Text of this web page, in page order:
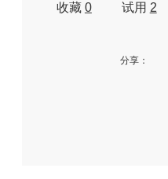
收藏 0 试用 2
分享：